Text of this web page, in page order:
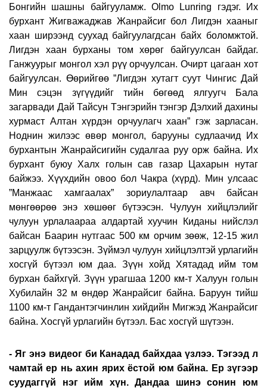
Бонгийн шашны байгууламж. Olmo Lunring гэдэг. Их
бурхант Жигважаджав Жанрайсиг бол Лигдэн хааныг
хаан ширээнд суухад байгуулагдсан байх боломжтой.
Лигдэн хаан бурханы том хөрөг байгуулсан байдаг.
Ганжуурыг монгол хэл рүү орчуулсан. Очирт цагаан хот
байгуулсан. Өөрийгөө ”Лигдэн хутагт суут Чингис Дай
Мин сэцэн зүгүүдийг тийн бөгөөд ялгуугч Бала
загарвади Дай Тайсун Тэнгэрийн тэнгэр Дэлхий дахины
хурмаст Алтан хүрдэн орчуулагч хаан” гэж зарласан.
Ноднин жилээс өвөр монгол, барууны судлаачид Их
бурхантын Жанрайсигийн судалгаа руу орж байна. Их
бурхант буюу Халх голын сав газар Цахарын нутаг
байжээ. Хүүхдийн овоо бол Чакра (хүрд). Мин улсаас
”Манжаас хамгаалах” зориулалтаар авч байсан
мөнгөөрөө энэ хөшөөг бүтээсэн. Чулуун хийцлэлийг
чулуун урлалаараа алдартай хуучин Киданы нийслэл
байсан Баарин нутгаас 500 км орчим зөөж, 12-15 жил
зарцуулж бүтээсэн. Зүймэл чулуун хийцлэлтэй урлагийн
хосгүй бүтээл юм даа. Зүүн хойд Хятадад ийм том
бурхан байхгүй. Зүүн урагшаа 1200 км-т Халуун голын
Хубилайн 32 м өндөр Жанрайсиг байна. Баруун тийш
1100 км-т Гандантэгчинлин хийдийн Мигжэд Жанрайсиг
байна. Хосгүй урлагийн бүтээл. Бас хосгүй шүтээн.
- Яг энэ видеог би Канадад байхдаа үзлээ. Тэгээд л
чамтай ер нь ахин ярих ёстой юм байна. Ер зүгээр
суудаггүй нэг ийм хүн. Дандаа шинэ сонин юм